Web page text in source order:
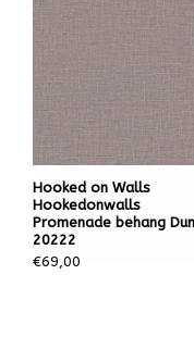
Hooked on Walls
Hookedonwalls
Promenade behang
20222
€69,00